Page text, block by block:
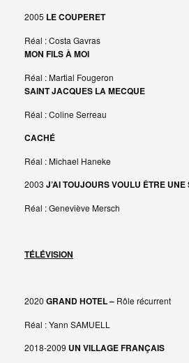
2005 LE COUPERET
Réal : Costa Gavras
MON FILS À MOI
Réal : Martial Fougeron
SAINT JACQUES LA MECQUE
Réal : Coline Serreau
CACHÉ
Réal : Michael Haneke
2003 J’AI TOUJOURS VOULU ÊTRE UNE
Réal : Geneviève Mersch
TÉLÉVISION
2020 GRAND HOTEL – Rôle récurrent
Réal : Yann SAMUELL
2018-2009 UN VILLAGE FRANÇAIS